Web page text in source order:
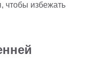
чтобы избежать